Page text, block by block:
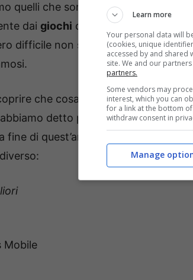
quelli che sono stati i prodotti
dai giochi che hanno ottenuto un
difficile non sapere che esistano,
che cosa ci ha riservato
detto poc’anzi, ecco a voi
fine di quest’anno. Scaricarli
Mobile
Learn more
Your personal data will
(cookies, unique
accessed by and shared
site. We and our
partners.
Some vendors may
interest, which you can
for a link at the bottom
withdraw consent in
Manage